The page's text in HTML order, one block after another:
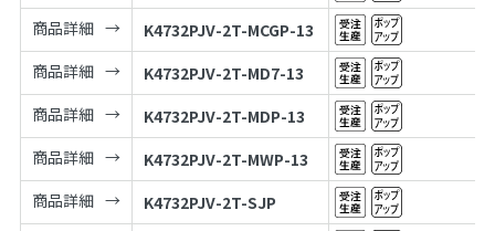
商品詳細
K4732PJV-2T-MCGP-13
商品詳細
K4732PJV-2T-MD7-13
商品詳細
K4732PJV-2T-MDP-13
商品詳細
K4732PJV-2T-MWP-13
商品詳細
K4732PJV-2T-SJP